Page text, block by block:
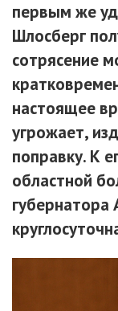
первым же
Шлосберг
сотрясение
настоящее
угрожает,
поправку. К
областной
губернатора